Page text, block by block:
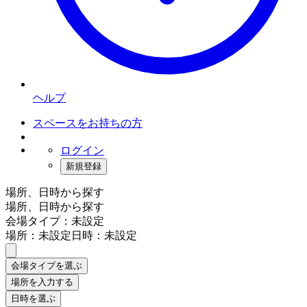
ヘルプ
スペースをお持ちの方
ログイン
新規登録
場所、日時から探す
場所、日時から探す
会場タイプ：未設定
場所：未設定日時：未設定
会場タイプを選ぶ
場所を入力する
日時を選ぶ